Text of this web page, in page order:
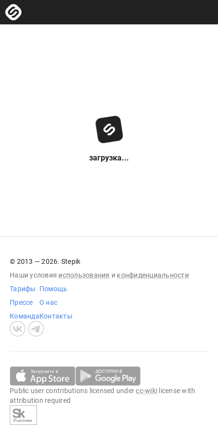
загрузка...
© 2013 — 2026. Stepik
Наши условия использования и конфиденциальности
Тарифы
Прессе
Команда
Помощь
О нас
Контакты
Public user contributions licensed undercc-wiki license with
attribution required